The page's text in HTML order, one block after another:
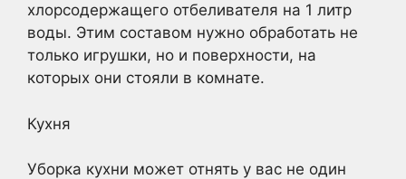
хлорсодержащего отбеливателя на 1 литр
воды. Этим составом нужно обработать не
только игрушки, но и поверхности, на
которых они стояли в комнате.
Кухня
Уборка кухни может отнять у вас не один